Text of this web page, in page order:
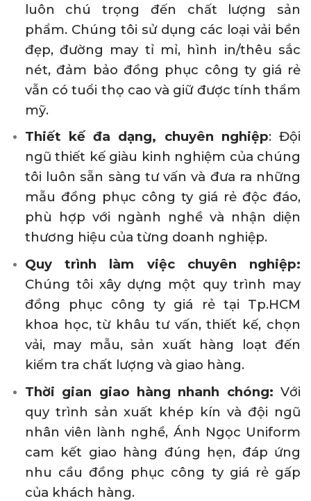
luôn chú trọng đến chất lượng sản
phẩm. Chúng tôi sử dụng các loại vải bền
đẹp, đường may tỉ mỉ, hình in/thêu sắc
nét, đảm bảo đồng phục công ty giá rẻ
vẫn có tuổi thọ cao và giữ được tính thẩm
mỹ.
Thiết kế đa dạng, chuyên nghiệp: Đội
ngũ thiết kế giàu kinh nghiệm của chúng
tôi luôn sẵn sàng tư vấn và đưa ra những
mẫu đồng phục công ty giá rẻ độc đáo,
phù hợp với ngành nghề và nhận diện
thương hiệu của từng doanh nghiệp.
Quy trình làm việc chuyên nghiệp:
Chúng tôi xây dựng một quy trình may
đồng phục công ty giá rẻ tại Tp.HCM
khoa học, từ khâu tư vấn, thiết kế, chọn
vải, may mẫu, sản xuất hàng loạt đến
kiểm tra chất lượng và giao hàng.
Thời gian giao hàng nhanh chóng: Với
quy trình sản xuất khép kín và đội ngũ
nhân viên lành nghề, Ánh Ngọc Uniform
cam kết giao hàng đúng hẹn, đáp ứng
nhu cầu đồng phục công ty giá rẻ gấp
của khách hàng.